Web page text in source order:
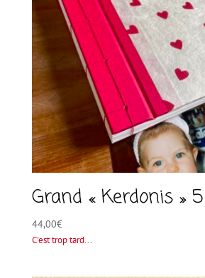
Grand « Kerdonis » 5
44,00€
C'est trop tard...